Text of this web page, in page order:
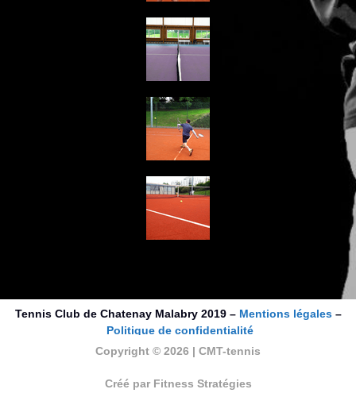
Tennis Club de Chatenay Malabry 2019 –Mentions légales–
Politique de confidentialité
Copyright © 2026 | CMT-tennis
Créé par Fitness Stratégies